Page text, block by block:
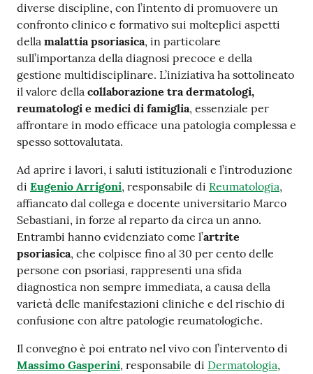
Scuole
Imprese
ed Enti
Seguici
su
diverse discipline, con l’intento di promuovere un
confronto clinico e formativo sui molteplici aspetti
della malattia psoriasica, in particolare
sull’importanza della diagnosi precoce e della
gestione multidisciplinare. L’iniziativa ha sottolineato
il valore della collaborazione tra dermatologi,
reumatologi e medici di famiglia, essenziale per
affrontare in modo efficace una patologia complessa e
spesso sottovalutata.
Ad aprire i lavori, i saluti istituzionali e l’introduzione
di Eugenio Arrigoni, responsabile di Reumatologia,
affiancato dal collega e docente universitario Marco
Sebastiani, in forze al reparto da circa un anno.
Entrambi hanno evidenziato come l’artrite
psoriasica, che colpisce fino al 30 per cento delle
persone con psoriasi, rappresenti una sfida
diagnostica non sempre immediata, a causa della
varietà delle manifestazioni cliniche e del rischio di
confusione con altre patologie reumatologiche.
Il convegno è poi entrato nel vivo con l’intervento di
Massimo Gasperini, responsabile di Dermatologia,